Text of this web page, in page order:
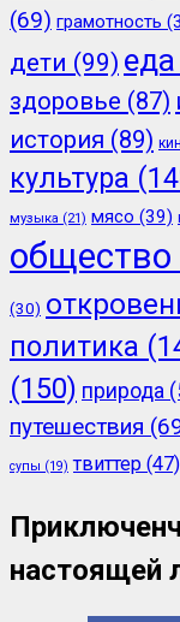
(69) грамотность
дети (99) еда
здоровье (87)
история (89)
культура
музыка (21) мясо (39)
общество
(30)
политика
(150) природа
путешествия
супы (19) твиттер (47)
настоящей